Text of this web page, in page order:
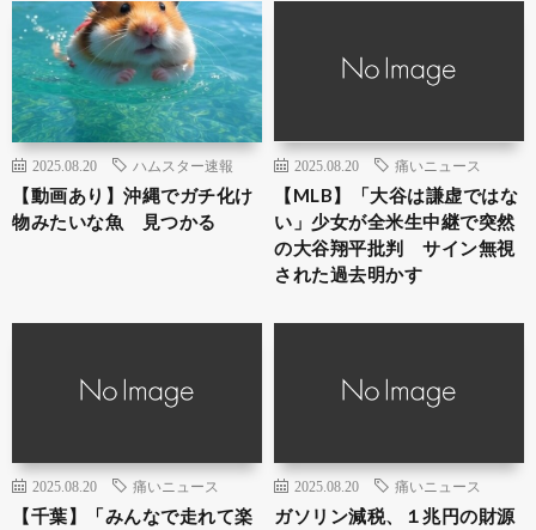
2025.08.20 ハムスター速報
【動画あり】沖縄でガチ化け
物みたいな魚 見つかる
2025.08.20 痛いニュース
【MLB】「大谷は謙虚ではな
い」少女が全米生中継で突然
の大谷翔平批判 サイン無視
された過去明かす
2025.08.20 痛いニュース
【千葉】「みんなで走れて楽
2025.08.20 痛いニュース
ガソリン減税、１兆円の財源